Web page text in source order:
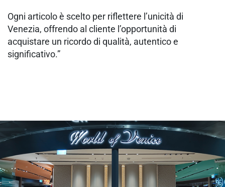
Ogni articolo è scelto per riflettere l’unicità di
Venezia, offrendo al cliente l’opportunità di
acquistare un ricordo di qualità, autentico e
significativo.”